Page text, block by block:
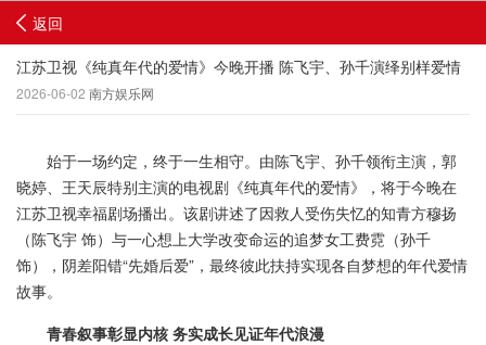
返回
江苏卫视《纯真年代的爱情》今晚开播 陈飞宇、孙千演绎别样爱情
2026-06-02 南方娱乐网
始于一场约定，终于一生相守。由陈飞宇、孙千领衔主演，郭
晓婷、王天辰特别主演的电视剧《纯真年代的爱情》，将于今晚在
江苏卫视幸福剧场播出。该剧讲述了因救人受伤失忆的知青方穆扬
（陈飞宇 饰）与一心想上大学改变命运的追梦女工费霓（孙千
饰），阴差阳错“先婚后爱”，最终彼此扶持实现各自梦想的年代爱情
故事。
青春叙事彰显内核 务实成长见证年代浪漫